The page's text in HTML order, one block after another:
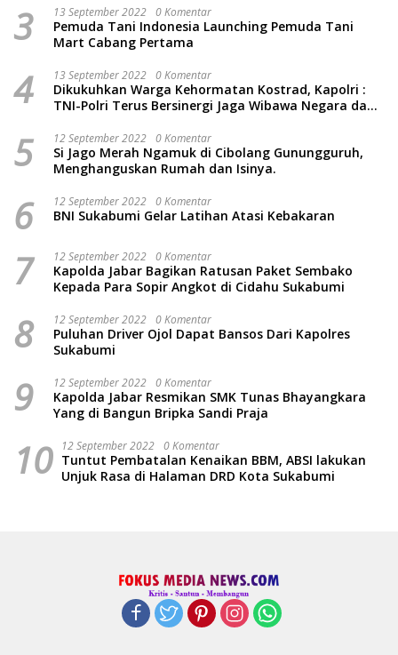
3 13 September 2022 0 Komentar
Pemuda Tani Indonesia Launching Pemuda Tani
Mart Cabang Pertama
4 13 September 2022 0 Komentar
Dikukuhkan Warga Kehormatan Kostrad, Kapolri :
TNI-Polri Terus Bersinergi Jaga Wibawa Negara dan
5 12 September 2022 0 Komentar
Si Jago Merah Ngamuk di Cibolang Gunungguruh,
Menghanguskan Rumah dan Isinya.
6 12 September 2022 0 Komentar
BNI Sukabumi Gelar Latihan Atasi Kebakaran
7 12 September 2022 0 Komentar
Kapolda Jabar Bagikan Ratusan Paket Sembako
Kepada Para Sopir Angkot di Cidahu Sukabumi
8 12 September 2022 0 Komentar
Puluhan Driver Ojol Dapat Bansos Dari Kapolres
Sukabumi
9 12 September 2022 0 Komentar
Kapolda Jabar Resmikan SMK Tunas Bhayangkara
Yang di Bangun Bripka Sandi Praja
10 12 September 2022 0 Komentar
Tuntut Pembatalan Kenaikan BBM, ABSI lakukan
Unjuk Rasa di Halaman DRD Kota Sukabumi